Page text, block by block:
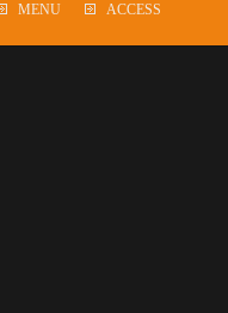
MENU
ACCESS